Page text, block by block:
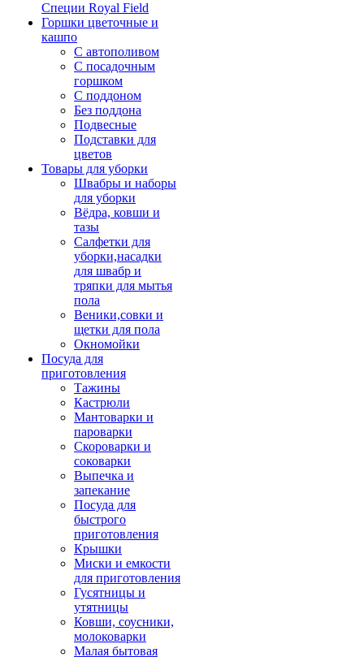
Специи Royal Field
Горшки цветочные и
кашпо
С автополивом
С посадочным
горшком
С поддоном
Без поддона
Подвесные
Подставки для
цветов
Товары для уборки
Швабры и наборы
для уборки
Вёдра, ковши и
тазы
Салфетки для
уборки,насадки
для швабр и
тряпки для мытья
пола
Веники,совки и
щетки для пола
Окномойки
Посуда для
приготовления
Тажины
Кастрюли
Мантоварки и
пароварки
Скороварки и
соковарки
Выпечка и
запекание
Посуда для
быстрого
приготовления
Крышки
Миски и емкости
для приготовления
Гусятницы и
утятницы
Ковши, соусники,
молоковарки
Малая бытовая